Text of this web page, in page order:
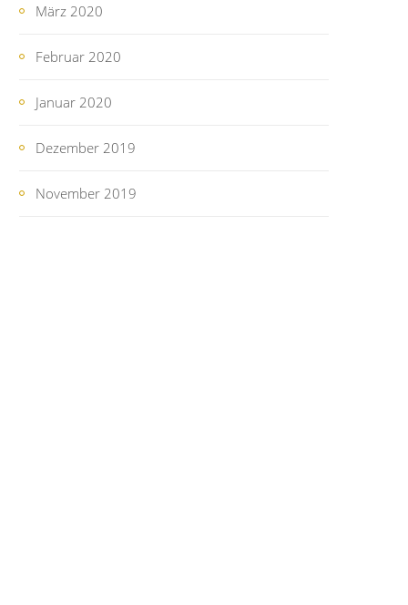
März 2020
Februar 2020
Januar 2020
Dezember 2019
November 2019